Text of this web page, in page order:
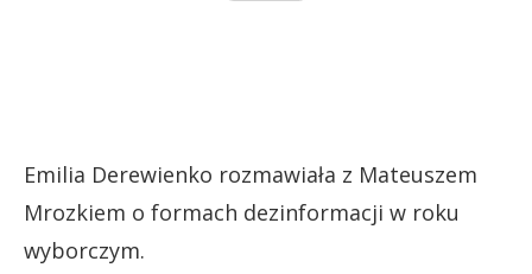
Emilia Derewienko rozmawiała z Mateuszem
Mrozkiem o formach dezinformacji w roku
wyborczym.